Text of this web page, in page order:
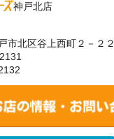
神戸北店
市北区谷上西町２－２２